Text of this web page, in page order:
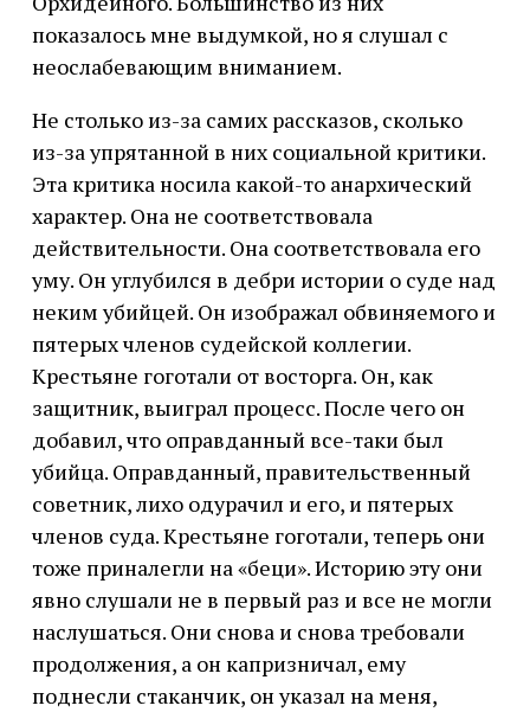
показалось мне выдумкой, но я слушал с
неослабевающим вниманием.
Не столько из-за самих рассказов, сколько
из-за упрятанной в них социальной критики.
Эта критика носила какой-то анархический
характер. Она не соответствовала
действительности. Она соответствовала его
уму. Он углубился в дебри истории о суде над
неким убийцей. Он изображал обвиняемого и
пятерых членов судейской коллегии.
Крестьяне гоготали от восторга. Он, как
защитник, выиграл процесс. После чего он
добавил, что оправданный все-таки был
убийца. Оправданный, правительственный
советник, лихо одурачил и его, и пятерых
членов суда. Крестьяне гоготали, теперь они
тоже приналегли на «беци». Историю эту они
явно слушали не в первый раз и все не могли
наслушаться. Они снова и снова требовали
продолжения, а он капризничал, ему
поднесли стаканчик, он указал на меня,